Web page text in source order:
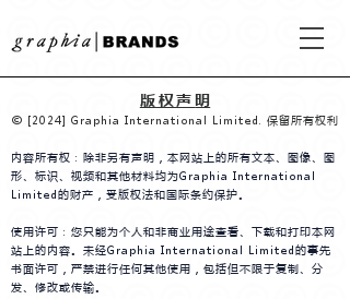
版权声明
© [2024] Graphia International Limited. 保留所有权利
内容所有权：除非另有声明，本网站上的所有文本、图像、图
形、标识、视频和其他材料均为Graphia International
Limited的财产，受版权法和国际条约保护。
使用许可：您只能为个人和非商业用途查看、下载和打印本网
站上的内容。未经Graphia International Limited的事先
书面许可，严禁进行任何其他使用，包括但不限于复制、分
发、修改或传输。